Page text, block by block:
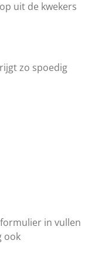
uit de kwekers
zo spoedig
in vullen
ook